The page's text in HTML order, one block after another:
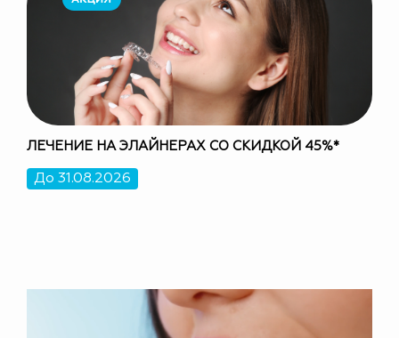
ЛЕЧЕНИЕ НА ЭЛАЙНЕРАХ СО СКИДКОЙ 45%*
До 31.08.2026